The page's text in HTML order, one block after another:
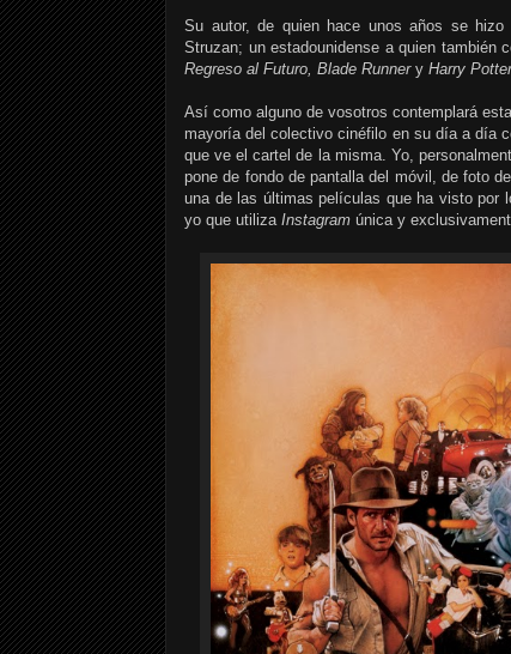
Su autor, de quien hace unos años se hizo
Struzan; un estadounidense a quien
Regreso al Futuro, Blade Runnery Harry
Así como alguno de vosotros contemplará
mayoría del colectivo cinéfilo en su día a día
que ve el cartel de la misma. Yo,
pone de fondo de pantalla del móvil, de foto
una de las últimas películas que ha visto por
yo que utiliza Instagram única y